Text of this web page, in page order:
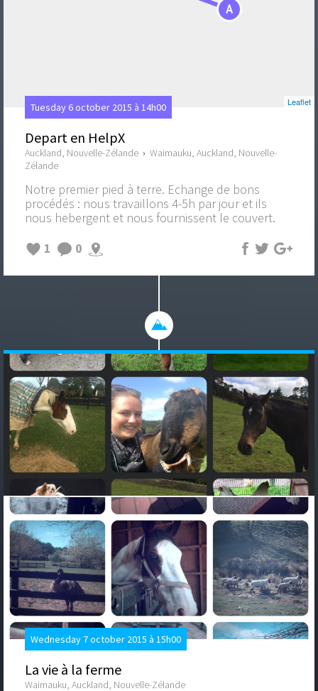
A
Leaflet
Tuesday 6 october 2015 à 14h00
Depart en HelpX
Auckland, Nouvelle-Zélande › Waimauku, Auckland, Nouvelle-
Zélande
Notre premier pied à terre. Echange de bons
procédés : nous travaillons 4-5h par jour et ils
nous hebergent et nous fournissent le couvert.
1
0
Wednesday 7 october 2015 à 15h00
La vie à la ferme
Waimauku, Auckland, Nouvelle-Zélande